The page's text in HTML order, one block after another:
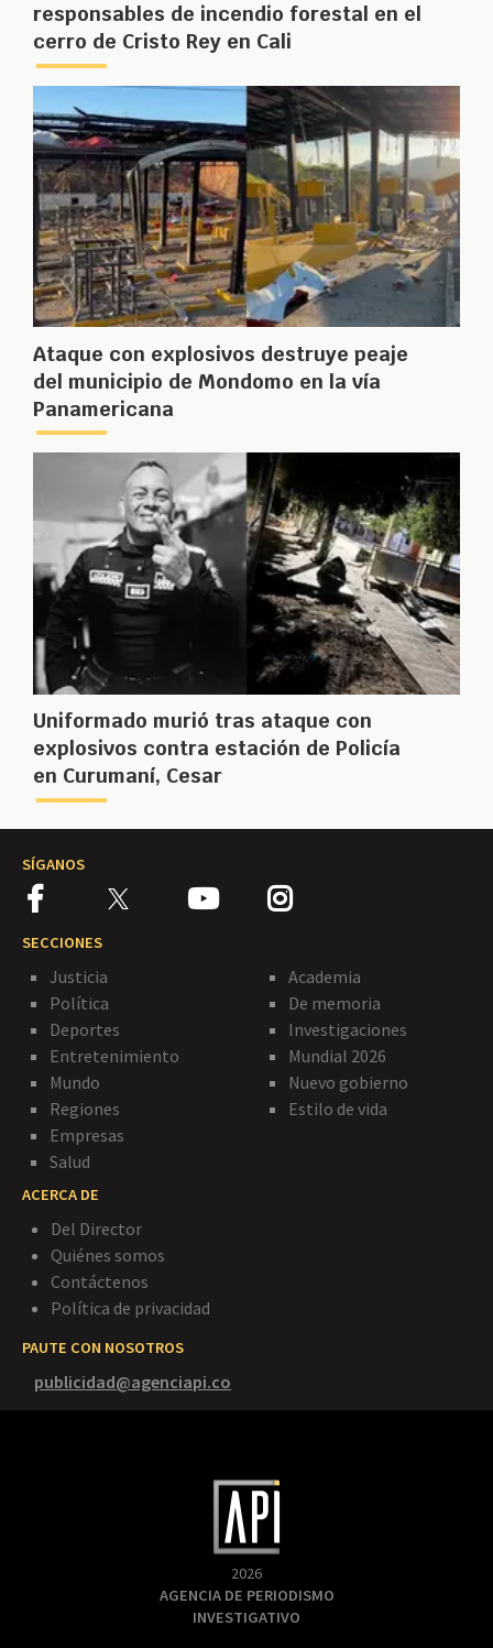
responsables de incendio forestal en el
cerro de Cristo Rey en Cali
Ataque con explosivos destruye peaje
del municipio de Mondomo en la vía
Panamericana
Uniformado murió tras ataque con
explosivos contra estación de Policía
en Curumaní, Cesar
SÍGANOS
SECCIONES
Justicia
Política
Deportes
Entretenimiento
Mundo
Regiones
Empresas
Salud
Academia
De memoria
Investigaciones
Mundial 2026
Nuevo gobierno
Estilo de vida
ACERCA DE
Del Director
Quiénes somos
Contáctenos
Política de privacidad
PAUTE CON NOSOTROS
publicidad@agenciapi.co
2026
AGENCIA DE PERIODISMO
INVESTIGATIVO